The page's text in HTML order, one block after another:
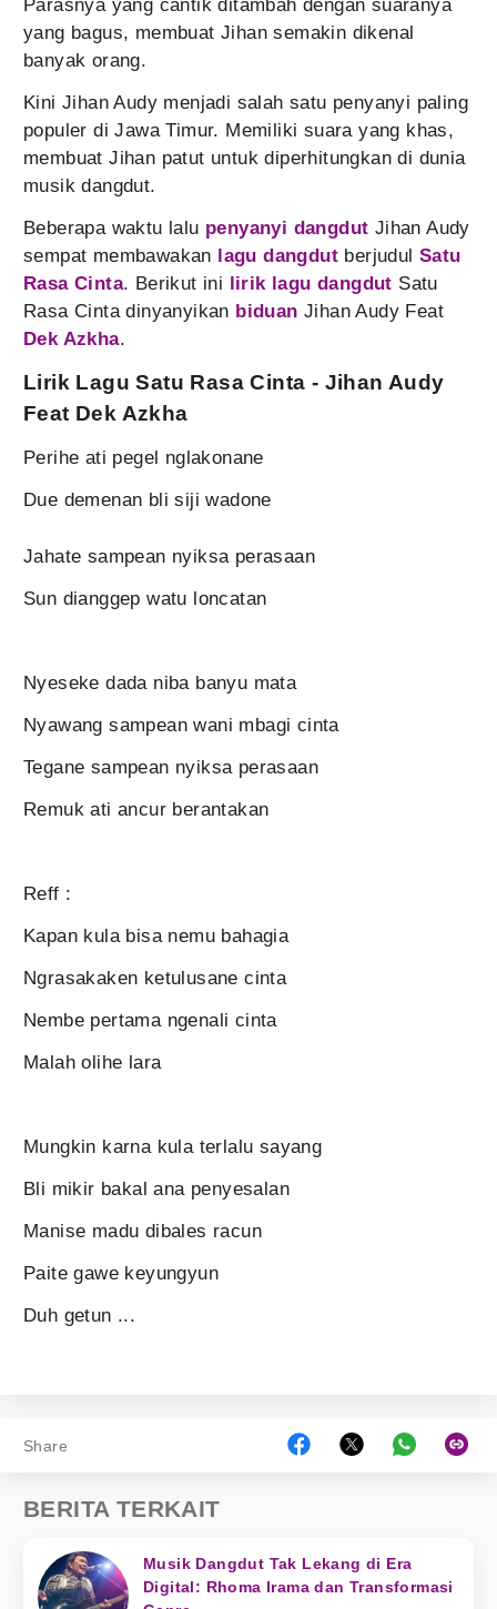
Parasnya yang cantik ditambah dengan suaranya
yang bagus, membuat Jihan semakin dikenal
banyak orang.
Kini Jihan Audy menjadi salah satu penyanyi paling
populer di Jawa Timur. Memiliki suara yang khas,
membuat Jihan patut untuk diperhitungkan di dunia
musik dangdut.
Beberapa waktu lalu penyanyi dangdut Jihan Audy
sempat membawakan lagu dangdut berjudulSatu
Rasa Cinta. Berikut ini lirik lagu dangdut Satu
Rasa Cinta dinyanyikan biduan Jihan Audy Feat
Dek Azkha.
Lirik Lagu Satu Rasa Cinta - Jihan Audy
Feat Dek Azkha
Perihe ati pegel nglakonane
Due demenan bli siji wadone
Jahate sampean nyiksa perasaan
Sun dianggep watu loncatan
Nyeseke dada niba banyu mata
Nyawang sampean wani mbagi cinta
Tegane sampean nyiksa perasaan
Remuk ati ancur berantakan
Reff :
Kapan kula bisa nemu bahagia
Ngrasakaken ketulusane cinta
Nembe pertama ngenali cinta
Malah olihe lara
Mungkin karna kula terlalu sayang
Bli mikir bakal ana penyesalan
Manise madu dibales racun
Paite gawe keyungyun
Duh getun ...
Share
BERITA TERKAIT
Musik Dangdut Tak Lekang di Era
Digital: Rhoma Irama dan Transformasi